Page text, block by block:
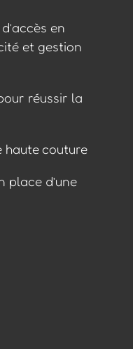
en
et gestion
réussir la
haute couture
place d’une